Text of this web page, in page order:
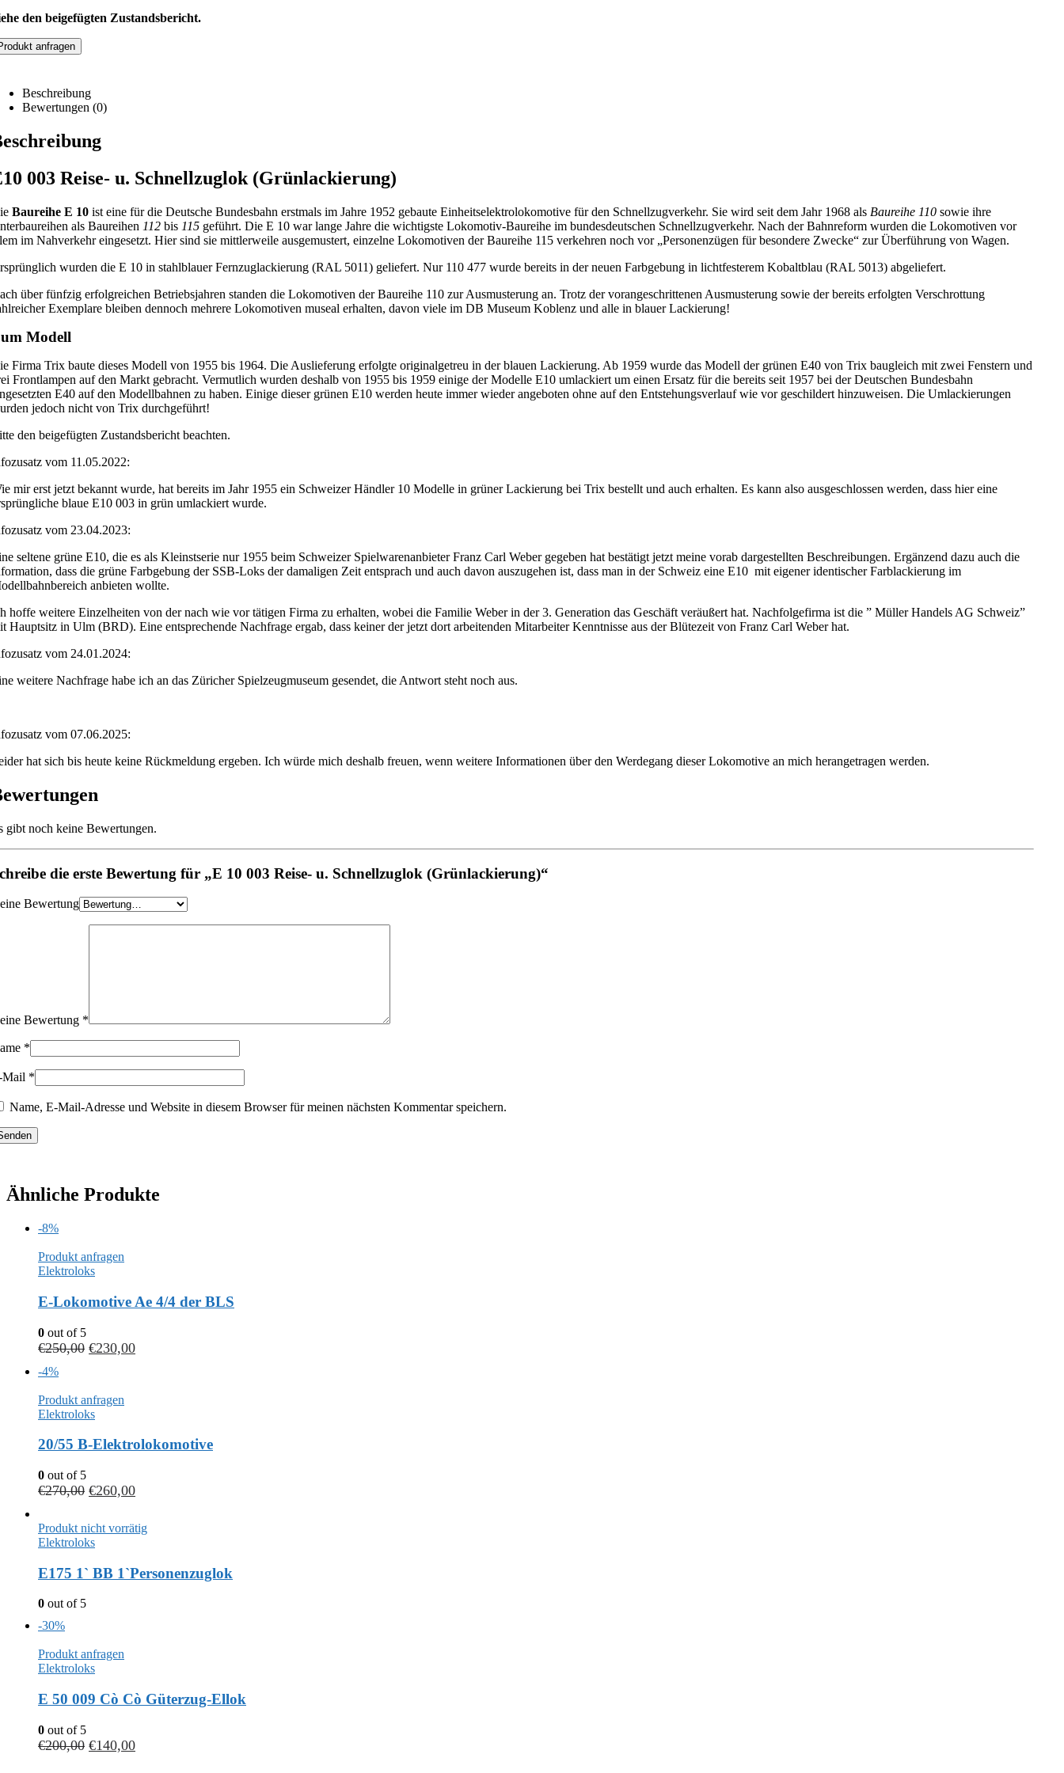
den beigefügten Zustandsbericht.
anfragen
Beschreibung
Bewertungen (0)
003 Reise- u. Schnellzuglok (Grünlackierung)
Baureihe E 10 ist eine für die Deutsche Bundesbahn erstmals im Jahre 1952 gebaute Einheitselektrolokomotive für den Schnellzugverkehr. Sie wird seit dem Jahr 1968 als Baureihe 110 sowie ihre
als Baureihen 112 bis 115 geführt. Die E 10 war lange Jahre die wichtigste Lokomotiv-Baureihe im bundesdeutschen Schnellzugverkehr. Nach der Bahnreform wurden die Lokomotiven vor
im Nahverkehr eingesetzt. Hier sind sie mittlerweile ausgemustert, einzelne Lokomotiven der Baureihe 115 verkehren noch vor „Personenzügen für besondere Zwecke“ zur Überführung von Wagen.
wurden die E 10 in stahlblauer Fernzuglackierung (RAL 5011) geliefert. Nur 110 477 wurde bereits in der neuen Farbgebung in lichtfesterem Kobaltblau (RAL 5013) abgeliefert.
über fünfzig erfolgreichen Betriebsjahren standen die Lokomotiven der Baureihe 110 zur Ausmusterung an. Trotz der vorangeschrittenen Ausmusterung sowie der bereits erfolgten Verschrottung
Exemplare bleiben dennoch mehrere Lokomotiven museal erhalten, davon viele im DB Museum Koblenz und alle in blauer Lackierung!
Modell
Firma Trix baute dieses Modell von 1955 bis 1964. Die Auslieferung erfolgte originalgetreu in der blauen Lackierung. Ab 1959 wurde das Modell der grünen E40 von Trix baugleich mit zwei Fenstern und
Frontlampen auf den Markt gebracht. Vermutlich wurden deshalb von 1955 bis 1959 einige der Modelle E10 umlackiert um einen Ersatz für die bereits seit 1957 bei der Deutschen Bundesbahn
E40 auf den Modellbahnen zu haben. Einige dieser grünen E10 werden heute immer wieder angeboten ohne auf den Entstehungsverlauf wie vor geschildert hinzuweisen. Die Umlackierungen
jedoch nicht von Trix durchgeführt!
den beigefügten Zustandsbericht beachten.
vom 11.05.2022:
mir erst jetzt bekannt wurde, hat bereits im Jahr 1955 ein Schweizer Händler 10 Modelle in grüner Lackierung bei Trix bestellt und auch erhalten. Es kann also ausgeschlossen werden, dass hier eine
blaue E10 003 in grün umlackiert wurde.
vom 23.04.2023:
seltene grüne E10, die es als Kleinstserie nur 1955 beim Schweizer Spielwarenanbieter Franz Carl Weber gegeben hat bestätigt jetzt meine vorab dargestellten Beschreibungen. Ergänzend dazu auch die
dass die grüne Farbgebung der SSB-Loks der damaligen Zeit entsprach und auch davon auszugehen ist, dass man in der Schweiz eine E10 mit eigener identischer Farblackierung im
anbieten wollte.
hoffe weitere Einzelheiten von der nach wie vor tätigen Firma zu erhalten, wobei die Familie Weber in der 3. Generation das Geschäft veräußert hat. Nachfolgefirma ist die ” Müller Handels AG Schweiz”
Hauptsitz in Ulm (BRD). Eine entsprechende Nachfrage ergab, dass keiner der jetzt dort arbeitenden Mitarbeiter Kenntnisse aus der Blütezeit von Franz Carl Weber hat.
vom 24.01.2024:
weitere Nachfrage habe ich an das Züricher Spielzeugmuseum gesendet, die Antwort steht noch aus.
vom 07.06.2025:
hat sich bis heute keine Rückmeldung ergeben. Ich würde mich deshalb freuen, wenn weitere Informationen über den Werdegang dieser Lokomotive an mich herangetragen werden.
gibt noch keine Bewertungen.
die erste Bewertung für „E 10 003 Reise- u. Schnellzuglok (Grünlackierung)“
Bewertung
Bewertung *
*
Mail *
Name, E-Mail-Adresse und Website in diesem Browser für meinen nächsten Kommentar speichern.
Ähnliche Produkte
-8%
Produkt anfragen
Elektroloks
E-Lokomotive Ae 4/4 der BLS
0 out of 5
€250,00 €230,00
-4%
Produkt anfragen
Elektroloks
20/55 B-Elektrolokomotive
0 out of 5
€270,00 €260,00
Produkt nicht vorrätig
Elektroloks
E175 1` BB 1`Personenzuglok
0 out of 5
-30%
Produkt anfragen
Elektroloks
E 50 009 Cò Cò Güterzug-Ellok
0 out of 5
€200,00 €140,00